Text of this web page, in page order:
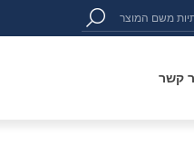
קשר